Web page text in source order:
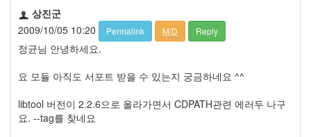
상진군
2009/10/05 10:20
Permalink M/D Reply
정균님 안녕하세요.
요 모듈 아직도 서포트 받을 수 있는지 궁금하네요 ^^
libtool 버전이 2.2.6으로 올라가면서 CDPATH관련 에러두 나구
요. --tag를 찾네요